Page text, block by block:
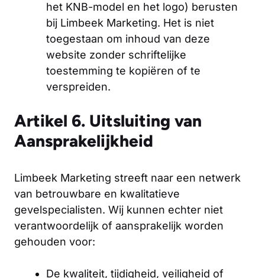
het KNB-model en het logo) berusten
bij Limbeek Marketing. Het is niet
toegestaan om inhoud van deze
website zonder schriftelijke
toestemming te kopiëren of te
verspreiden.
Artikel 6. Uitsluiting van
Aansprakelijkheid
Limbeek Marketing streeft naar een netwerk
van betrouwbare en kwalitatieve
gevelspecialisten. Wij kunnen echter niet
verantwoordelijk of aansprakelijk worden
gehouden voor:
De kwaliteit, tijdigheid, veiligheid of